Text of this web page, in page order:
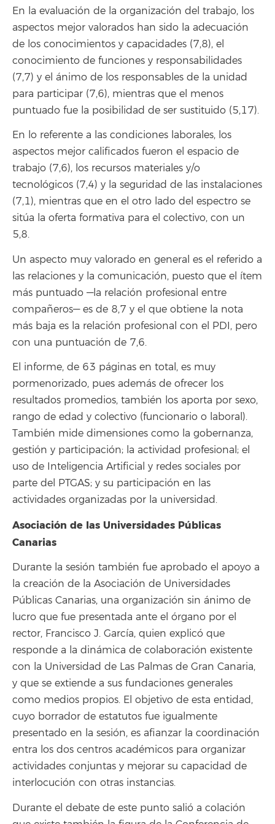
En la evaluación de la organización del trabajo, los
aspectos mejor valorados han sido la adecuación
de los conocimientos y capacidades (7,8), el
conocimiento de funciones y responsabilidades
(7,7) y el ánimo de los responsables de la unidad
para participar (7,6), mientras que el menos
puntuado fue la posibilidad de ser sustituido (5,17).
En lo referente a las condiciones laborales, los
aspectos mejor calificados fueron el espacio de
trabajo (7,6), los recursos materiales y/o
tecnológicos (7,4) y la seguridad de las instalaciones
(7,1), mientras que en el otro lado del espectro se
sitúa la oferta formativa para el colectivo, con un
5,8.
Un aspecto muy valorado en general es el referido a
las relaciones y la comunicación, puesto que el ítem
más puntuado —la relación profesional entre
compañeros— es de 8,7 y el que obtiene la nota
más baja es la relación profesional con el PDI, pero
con una puntuación de 7,6.
El informe, de 63 páginas en total, es muy
pormenorizado, pues además de ofrecer los
resultados promedios, también los aporta por sexo,
rango de edad y colectivo (funcionario o laboral).
También mide dimensiones como la gobernanza,
gestión y participación; la actividad profesional; el
uso de Inteligencia Artificial y redes sociales por
parte del PTGAS; y su participación en las
actividades organizadas por la universidad.
Asociación de las Universidades Públicas
Canarias
Durante la sesión también fue aprobado el apoyo a
la creación de la Asociación de Universidades
Públicas Canarias, una organización sin ánimo de
lucro que fue presentada ante el órgano por el
rector, Francisco J. García, quien explicó que
responde a la dinámica de colaboración existente
con la Universidad de Las Palmas de Gran Canaria,
y que se extiende a sus fundaciones generales
como medios propios. El objetivo de esta entidad,
cuyo borrador de estatutos fue igualmente
presentado en la sesión, es afianzar la coordinación
entra los dos centros académicos para organizar
actividades conjuntas y mejorar su capacidad de
interlocución con otras instancias.
Durante el debate de este punto salió a colación